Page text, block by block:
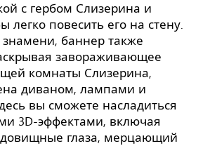
с гербом Слизерина и
легко повесить его на стену.
баннер также
завораживающее
комнаты Слизерина,
диваном, лампами и
вы сможете насладиться
3D-эффектами, включая
глаза, мерцающий